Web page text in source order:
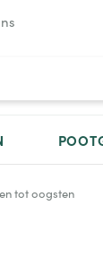
tot oogsten